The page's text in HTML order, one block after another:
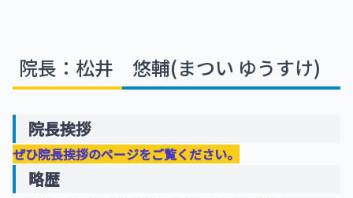
院長：松井 悠輔(まつい ゆうすけ)
院長挨拶
ぜひ院長挨拶のページをご覧ください。
略歴